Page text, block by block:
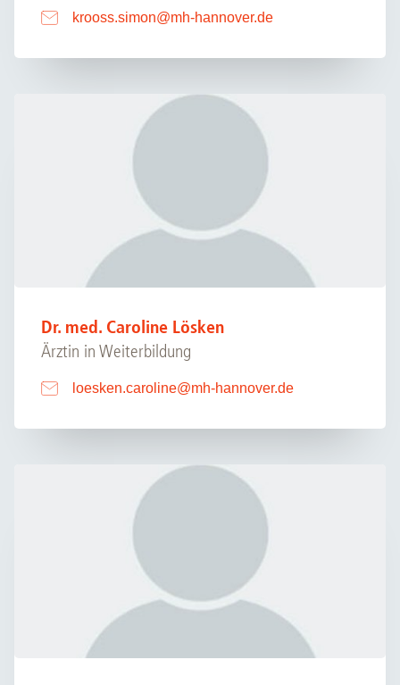
krooss.simon@mh-hannover.de
Dr. med. Caroline Lösken
Ärztin in Weiterbildung
loesken.caroline@mh-hannover.de